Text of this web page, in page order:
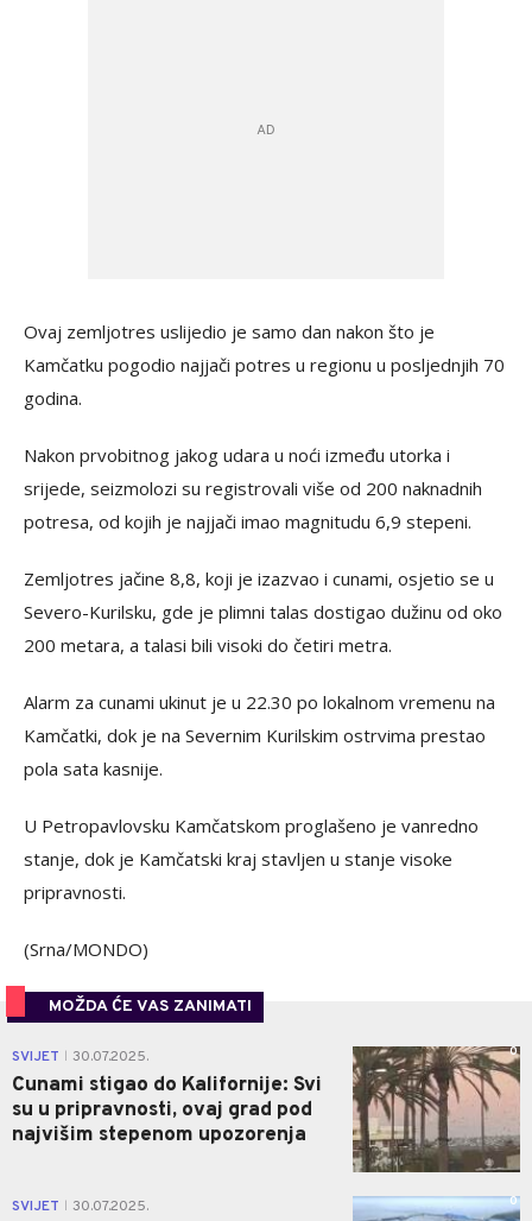
Ovaj zemljotres uslijedio je samo dan nakon što je
Kamčatku pogodio najjači potres u regionu u posljednjih 70
godina.
Nakon prvobitnog jakog udara u noći između utorka i
srijede, seizmolozi su registrovali više od 200 naknadnih
potresa, od kojih je najjači imao magnitudu 6,9 stepeni.
Zemljotres jačine 8,8, koji je izazvao i cunami, osjetio se u
Severo-Kurilsku, gde je plimni talas dostigao dužinu od oko
200 metara, a talasi bili visoki do četiri metra.
Alarm za cunami ukinut je u 22.30 po lokalnom vremenu na
Kamčatki, dok je na Severnim Kurilskim ostrvima prestao
pola sata kasnije.
U Petropavlovsku Kamčatskom proglašeno je vanredno
stanje, dok je Kamčatski kraj stavljen u stanje visoke
pripravnosti.
(Srna/MONDO)
MOŽDA ĆE VAS ZANIMATI
SVIJET 30.07.2025.
Cunami stigao do Kalifornije: Svi
su u pripravnosti, ovaj grad pod
najvišim stepenom upozorenja
0
SVIJET 30.07.2025. 0